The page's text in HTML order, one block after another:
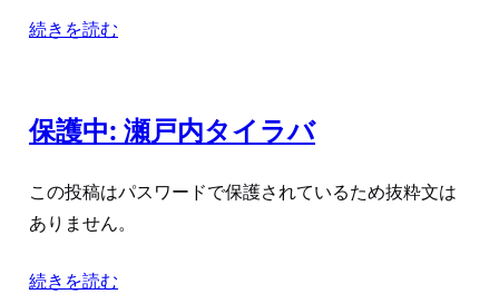
続きを読む
保護中: 瀬戸内タイラバ
この投稿はパスワードで保護されているため抜粋文は
ありません。
続きを読む